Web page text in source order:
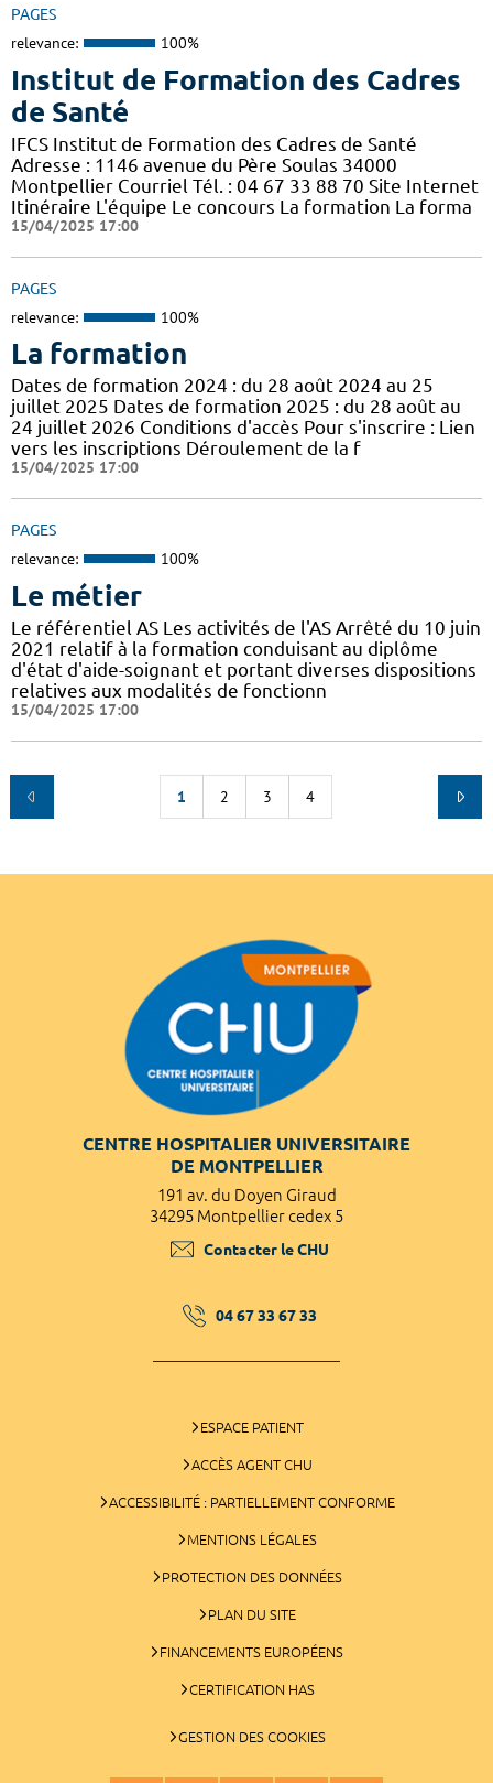
PAGES
relevance: 100%
Institut de Formation des Cadres
de Santé
IFCS Institut de Formation des Cadres de Santé
Adresse : 1146 avenue du Père Soulas 34000
Montpellier Courriel Tél. : 04 67 33 88 70 Site Internet
Itinéraire L'équipe Le concours La formation La forma
15/04/2025 17:00
PAGES
relevance: 100%
La formation
Dates de formation 2024 : du 28 août 2024 au 25
juillet 2025 Dates de formation 2025 : du 28 août au
24 juillet 2026 Conditions d'accès Pour s'inscrire : Lien
vers les inscriptions Déroulement de la f
15/04/2025 17:00
PAGES
relevance: 100%
Le métier
Le référentiel AS Les activités de l'AS Arrêté du 10 juin
2021 relatif à la formation conduisant au diplôme
d'état d'aide-soignant et portant diverses dispositions
relatives aux modalités de fonctionn
15/04/2025 17:00
1 2 3 4
CENTRE HOSPITALIER UNIVERSITAIRE
DE MONTPELLIER
191 av. du Doyen Giraud
34295 Montpellier cedex 5
Contacter le CHU
04 67 33 67 33
ESPACE PATIENT
ACCÈS AGENT CHU
ACCESSIBILITÉ : PARTIELLEMENT CONFORME
MENTIONS LÉGALES
PROTECTION DES DONNÉES
PLAN DU SITE
FINANCEMENTS EUROPÉENS
CERTIFICATION HAS
GESTION DES COOKIES